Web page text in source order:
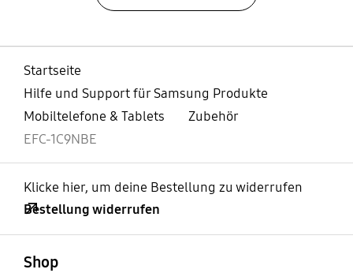
Startseite
Hilfe und Support für Samsung Produkte
Mobiltelefone & Tablets
Zubehör
EFC-1C9NBE
Klicke hier, um deine Bestellung zu widerrufen
Bestellung widerrufen
Shop